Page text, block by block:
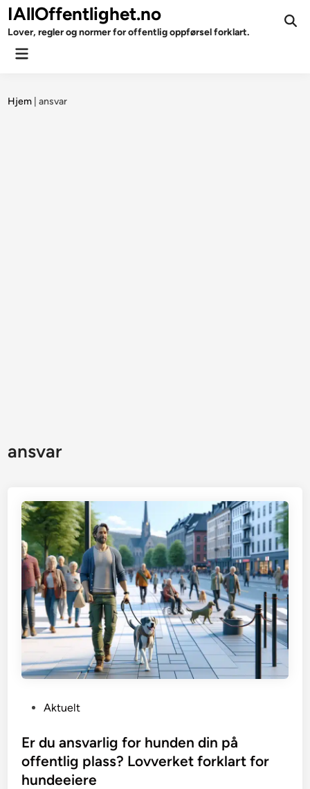
Skip
to
content
IAllOffentlighet.no
Lover, regler og normer for offentlig oppførsel forklart.
Main
Hjem |ansvar
ansvar
s
t
e
Aktuelt
Er du ansvarlig for hunden din på
offentlig plass? Lovverket forklart for
hundeeiere